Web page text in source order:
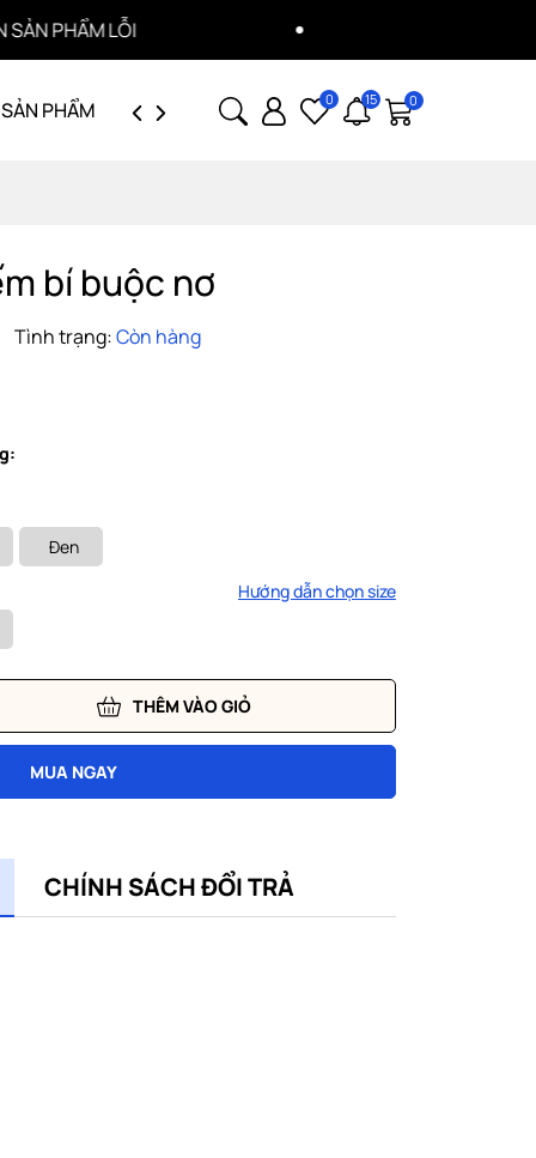
PHẨM GIỚI THIỆU TUYỂN DỤNG
0 15 0
bí buộc nơ
Tình trạng:Còn hàng
Đen
Hướng dẫn chọn size
THÊM VÀO GIỎ
MUA NGAY
CHÍNH SÁCH ĐỔI TRẢ